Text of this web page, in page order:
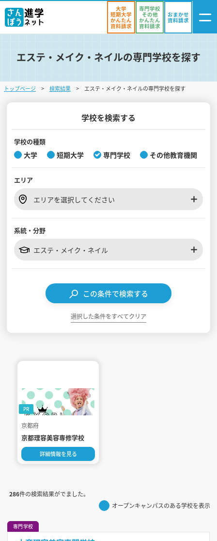
ログイン
・登録
気になる 資料リスト
学校を探す
オープンキャンパスを探す
入試・受験入門
見学会WEB手引書
大学
短期大学
かんたん
資料請求
専門学校
その他
かんたん
資料請求
おまかせ
資料請求
エステ・メイク・ネイルの専門学校を探す
トップページ 検索結果 エステ・メイク・ネイルの専門学校を探す
学校を検索する
学校の種類
大学 短期大学 専門学校 その他教育機関
エリア
エリアを選択してください
系統・分野
エステ・メイク・ネイル
この条件で検索する
選択した条件をすべてクリア
京都府
京都理容美容専修学校
詳細情報を見る
PR
286件の検索結果がでました。
オープンキャンパスのある学校を表示
専門学校